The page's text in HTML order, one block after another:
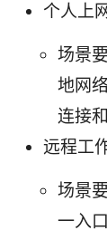
个人上
场景
地网
连接
远程工
场景
一入